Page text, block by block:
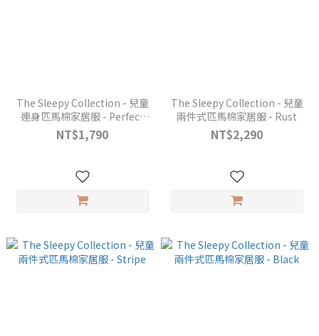
The Sleepy Collection - 兒童
連身匹馬棉家居服 - Perfect
Grey
NT$1,790
The Sleepy Collection - 兒童
兩件式匹馬棉家居服 - Rust
NT$2,290